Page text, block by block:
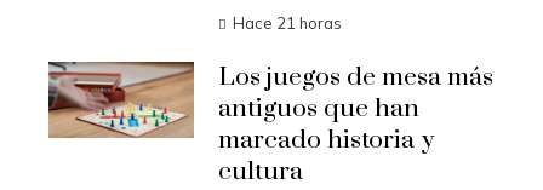
Hace 21 horas
Los juegos de mesa más
antiguos que han
marcado historia y
cultura